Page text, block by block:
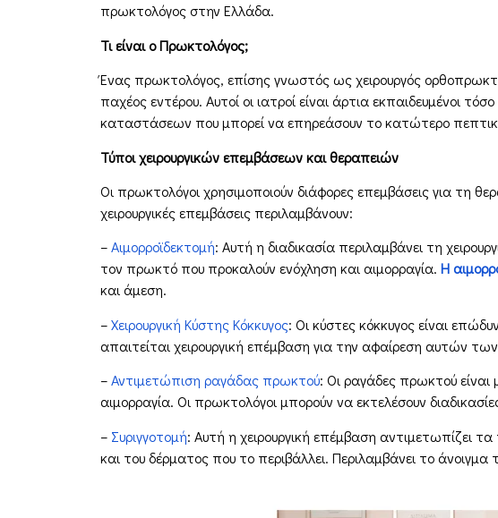
πρωκτολόγος στην Ελλάδα.
Τι είναι ο Πρωκτολόγος;
Ένας πρωκτολόγος, επίσης γνωστός ως χειρουργός
παχέος εντέρου. Αυτοί οι ιατροί είναι άρτια εκπαιδευμένοι
καταστάσεων που μπορεί να επηρεάσουν το κατώτερο
Τύποι χειρουργικών επεμβάσεων και θεραπειών
Οι πρωκτολόγοι χρησιμοποιούν διάφορες επεμβάσεις για τη
χειρουργικές επεμβάσεις περιλαμβάνουν:
–Αιμορροϊδεκτομή: Αυτή η διαδικασία περιλαμβάνει τη
τον πρωκτό που προκαλούν ενόχληση και αιμορραγία. Η
και άμεση.
–Χειρουργική Κύστης Κόκκυγος: Οι κύστες κόκκυγος είναι
απαιτείται χειρουργική επέμβαση για την αφαίρεση αυτών
–Αντιμετώπιση ραγάδας πρωκτού: Οι ραγάδες πρωκτού
αιμορραγία. Οι πρωκτολόγοι μπορούν να εκτελέσουν
– Συριγγοτομή: Αυτή η χειρουργική επέμβαση αντιμετωπίζει
και του δέρματος που το περιβάλλει. Περιλαμβάνει το